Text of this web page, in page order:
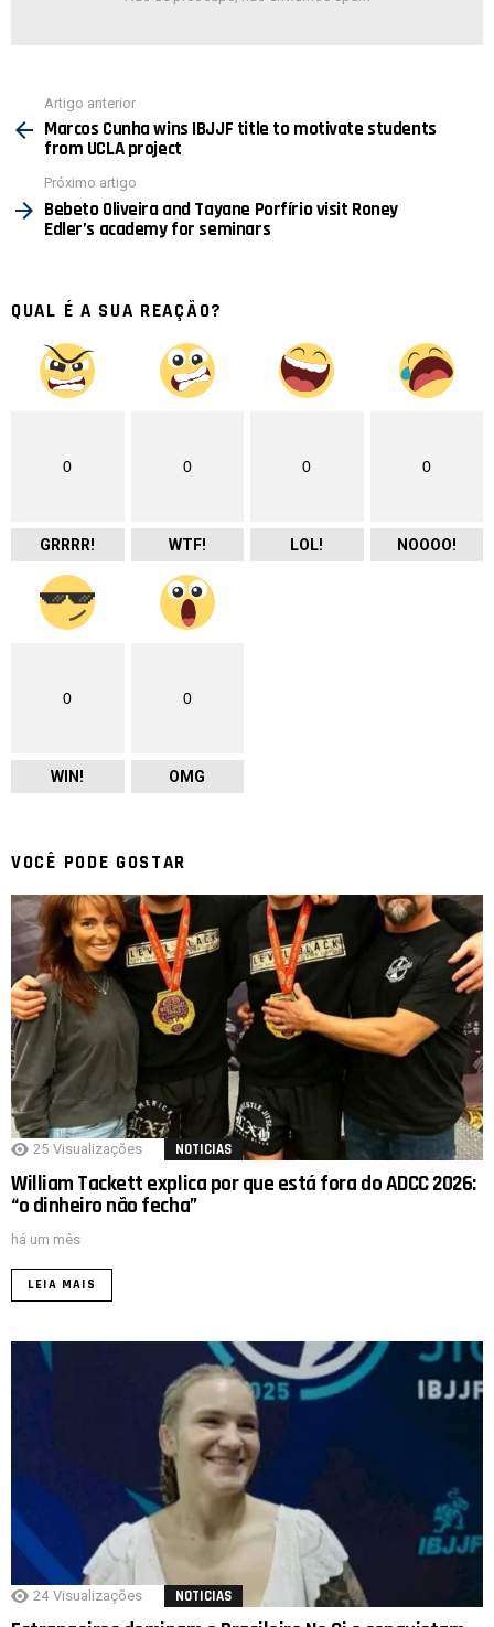
mais
Artigo anterior
Marcos Cunha wins IBJJF title to motivate students
from UCLA project
Próximo artigo
Bebeto Oliveira and Tayane Porfírio visit Roney
Edler’s academy for seminars
QUAL É A SUA REAÇÃO?
0
GRRRR!
0
WTF!
0
LOL!
0
NOOOO!
0
WIN!
0
OMG
VOCÊ PODE GOSTAR
25 Visualizações NOTICIAS
William Tackett explica por que está fora do ADCC 2026:
“o dinheiro não fecha”
há um mês
LEIA MAIS
24 Visualizações NOTICIAS